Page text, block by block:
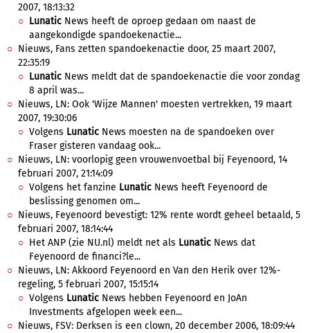
2007, 18:13:32
Lunatic News heeft de oproep gedaan om naast de
aangekondigde spandoekenactie...
Nieuws, Fans zetten spandoekenactie door, 25 maart 2007,
22:35:19
Lunatic News meldt dat de spandoekenactie die voor zondag
8 april was...
Nieuws, LN: Ook 'Wijze Mannen' moesten vertrekken, 19 maart
2007, 19:30:06
Volgens Lunatic News moesten na de spandoeken over
Fraser gisteren vandaag ook...
Nieuws, LN: voorlopig geen vrouwenvoetbal bij Feyenoord, 14
februari 2007, 21:14:09
Volgens het fanzine Lunatic News heeft Feyenoord de
beslissing genomen om...
Nieuws, Feyenoord bevestigt: 12% rente wordt geheel betaald, 5
februari 2007, 18:14:44
Het ANP (zie NU.nl) meldt net als Lunatic News dat
Feyenoord de financi?le...
Nieuws, LN: Akkoord Feyenoord en Van den Herik over 12%-
regeling, 5 februari 2007, 15:15:14
Volgens Lunatic News hebben Feyenoord en JoAn
Investments afgelopen week een...
Nieuws, FSV: Derksen is een clown, 20 december 2006, 18:09:44